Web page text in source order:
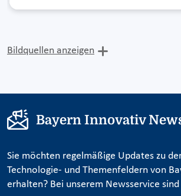
Bildquellen anzeigen
Bayern Innovativ
Sie möchten regelmäßige Updates zu
Technologie- und Themenfeldern von
erhalten? Bei unserem Newsservice